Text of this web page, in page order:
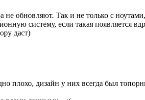
не обновляют. Так и не только с
систему, если такая появляется
даст)
плохо, дизайн у них всегда был